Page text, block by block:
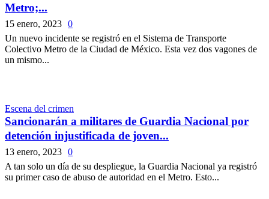
Metro;...
15 enero, 2023 0
Un nuevo incidente se registró en el Sistema de Transporte
Colectivo Metro de la Ciudad de México. Esta vez dos vagones de
un mismo...
Escena del crimen
Sancionarán a militares de Guardia Nacional por
detención injustificada de joven...
13 enero, 2023 0
A tan solo un día de su despliegue, la Guardia Nacional ya registró
su primer caso de abuso de autoridad en el Metro. Esto...